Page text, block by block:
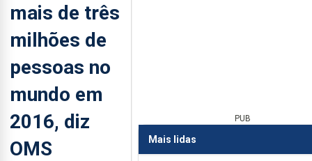
mais de três
milhões de
pessoas no
mundo em
2016, diz
OMS
PUB
Mais lidas